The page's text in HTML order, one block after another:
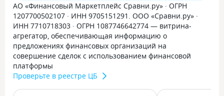
АО «Финансовый Маркетплейс Сравни.ру» · ОГРН
1207700502107 · ИНН 9705151291. ООО «Сравни.ру» ·
ИНН 7710718303 · ОГРН 1087746642774 — витрина-
агрегатор, обеспечивающая информацию о
предложениях финансовых организаций на
совершение сделок с использованием финансовой
платформы
Проверьте в реестре ЦБ